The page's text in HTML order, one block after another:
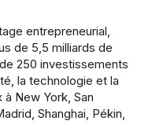
entrepreneurial,
de 5,5 milliards de
250 investissements
la technologie et la
New York, San
Shanghai, Pékin,